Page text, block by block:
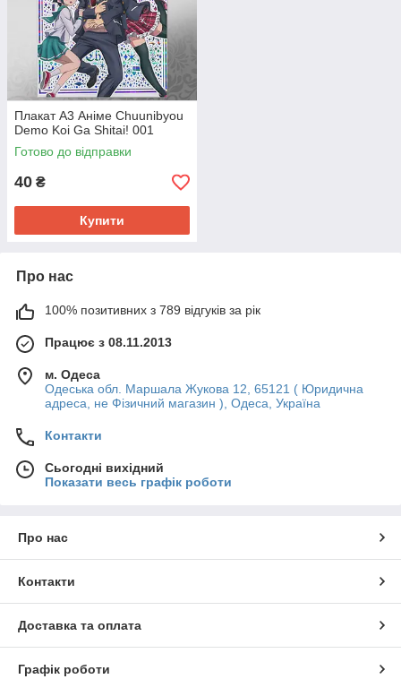
Плакат А3 Аніме Chuunibyou
Demo Koi Ga Shitai! 001
Готово до відправки
40 ₴
Купити
Про нас
100% позитивних з 789 відгуків за рік
Працює з 08.11.2013
м. Одеса
Одеська обл. Маршала Жукова 12, 65121 ( Юридична
адреса, не Фізичний магазин ), Одеса, Україна
Контакти
Сьогодні вихідний
Показати весь графік роботи
Про нас
Контакти
Доставка та оплата
Графік роботи